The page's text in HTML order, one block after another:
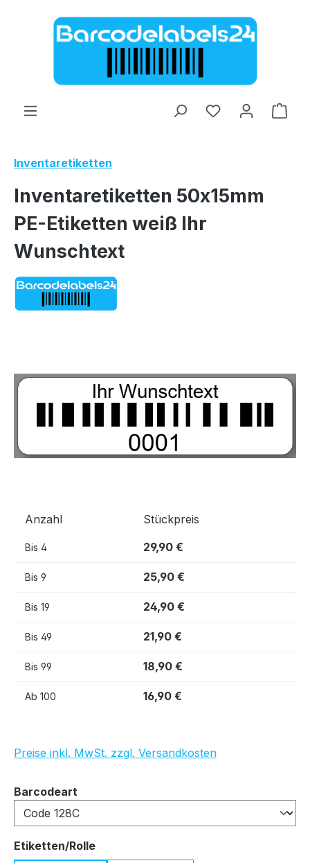
Zum Hauptinhalt springen
Inventaretiketten
Inventaretiketten 50x15mm
PE-Etiketten weiß Ihr
Wunschtext
Anzahl Stückpreis
Bis 4 29,90 €
Bis 9 25,90 €
Bis 19 24,90 €
Bis 49 21,90 €
Bis 99 18,90 €
Ab 100 16,90 €
Preise inkl. MwSt. zzgl. Versandkosten
Barcodeart
Etiketten/Rolleauswählen